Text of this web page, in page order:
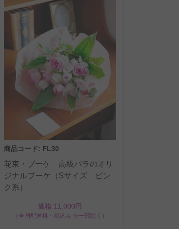
商品コード: FL30
花束・ブーケ 高級バラのオリ
ジナルブーケ（Sサイズ ピン
ク系）
価格 11,000円
（全国配送料・税込み ※一部除く）